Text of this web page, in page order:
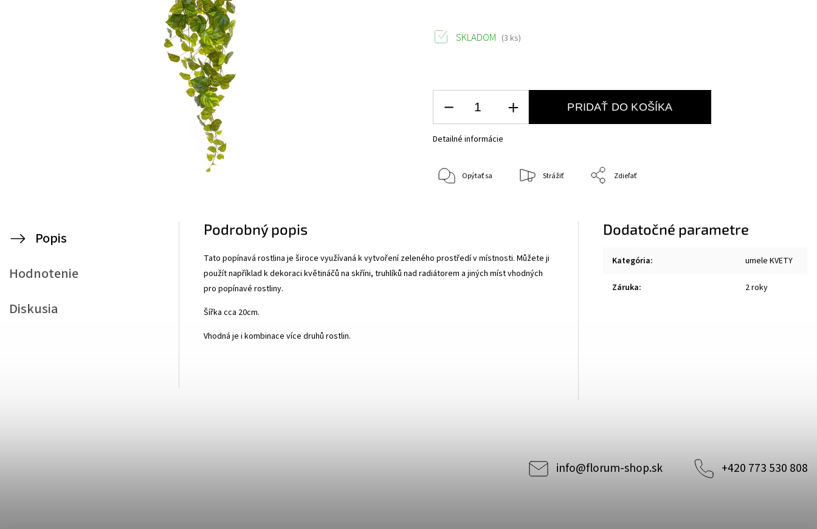
SKLADOM (3 ks)
PRIDAŤ DO KOŠÍKA
Detailné informácie
Opýtať sa Strážiť Zdieľať
Popis
Hodnotenie
Diskusia
Podrobný popis
Tato popínavá rostlina je široce využívaná k vytvoření zeleného prostředí v místnosti. Můžete ji
použít například k dekoraci květináčů na skříni, truhlíků nad radiátorem a jiných míst vhodných
pro popínavé rostliny.
Šířka cca 20cm.
Vhodná je i kombinace více druhů rostlin.
Dodatočné parametre
Kategória: umele KVETY
Záruka: 2 roky
info@florum-shop.sk +420 773 530 808